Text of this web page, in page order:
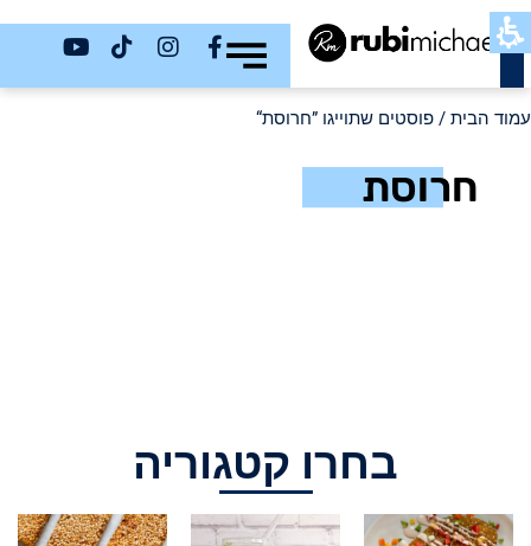
כשר
עמוד הבית / פוסטים שתוייגו ”חרוסת“
חרוסת
בחרו קטגוריה